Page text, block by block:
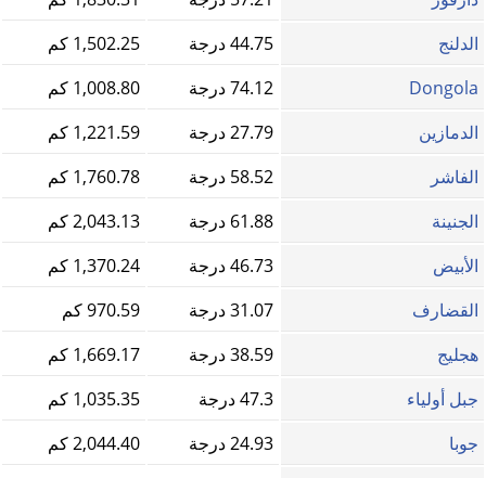
الدلنج
44.75 درجة
1,502.25 كم
Dongola
74.12 درجة
1,008.80 كم
الدمازين‎
27.79 درجة
1,221.59 كم
الفاشر
58.52 درجة
1,760.78 كم
الجنينة
61.88 درجة
2,043.13 كم
الأبيض
46.73 درجة
1,370.24 كم
القضارف
31.07 درجة
970.59 كم
هجليج
38.59 درجة
1,669.17 كم
جبل أولياء
47.3 درجة
1,035.35 كم
جوبا
24.93 درجة
2,044.40 كم